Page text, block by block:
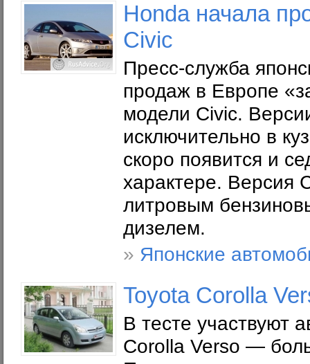
Honda начала
Civic
Пресс-служба
продаж в Европе
модели Civic.
исключительно в
скоро появится и
характере. Версия
литровым
дизелем.
» Японские
Toyota Corolla
В тесте участвуют
Corolla Verso —